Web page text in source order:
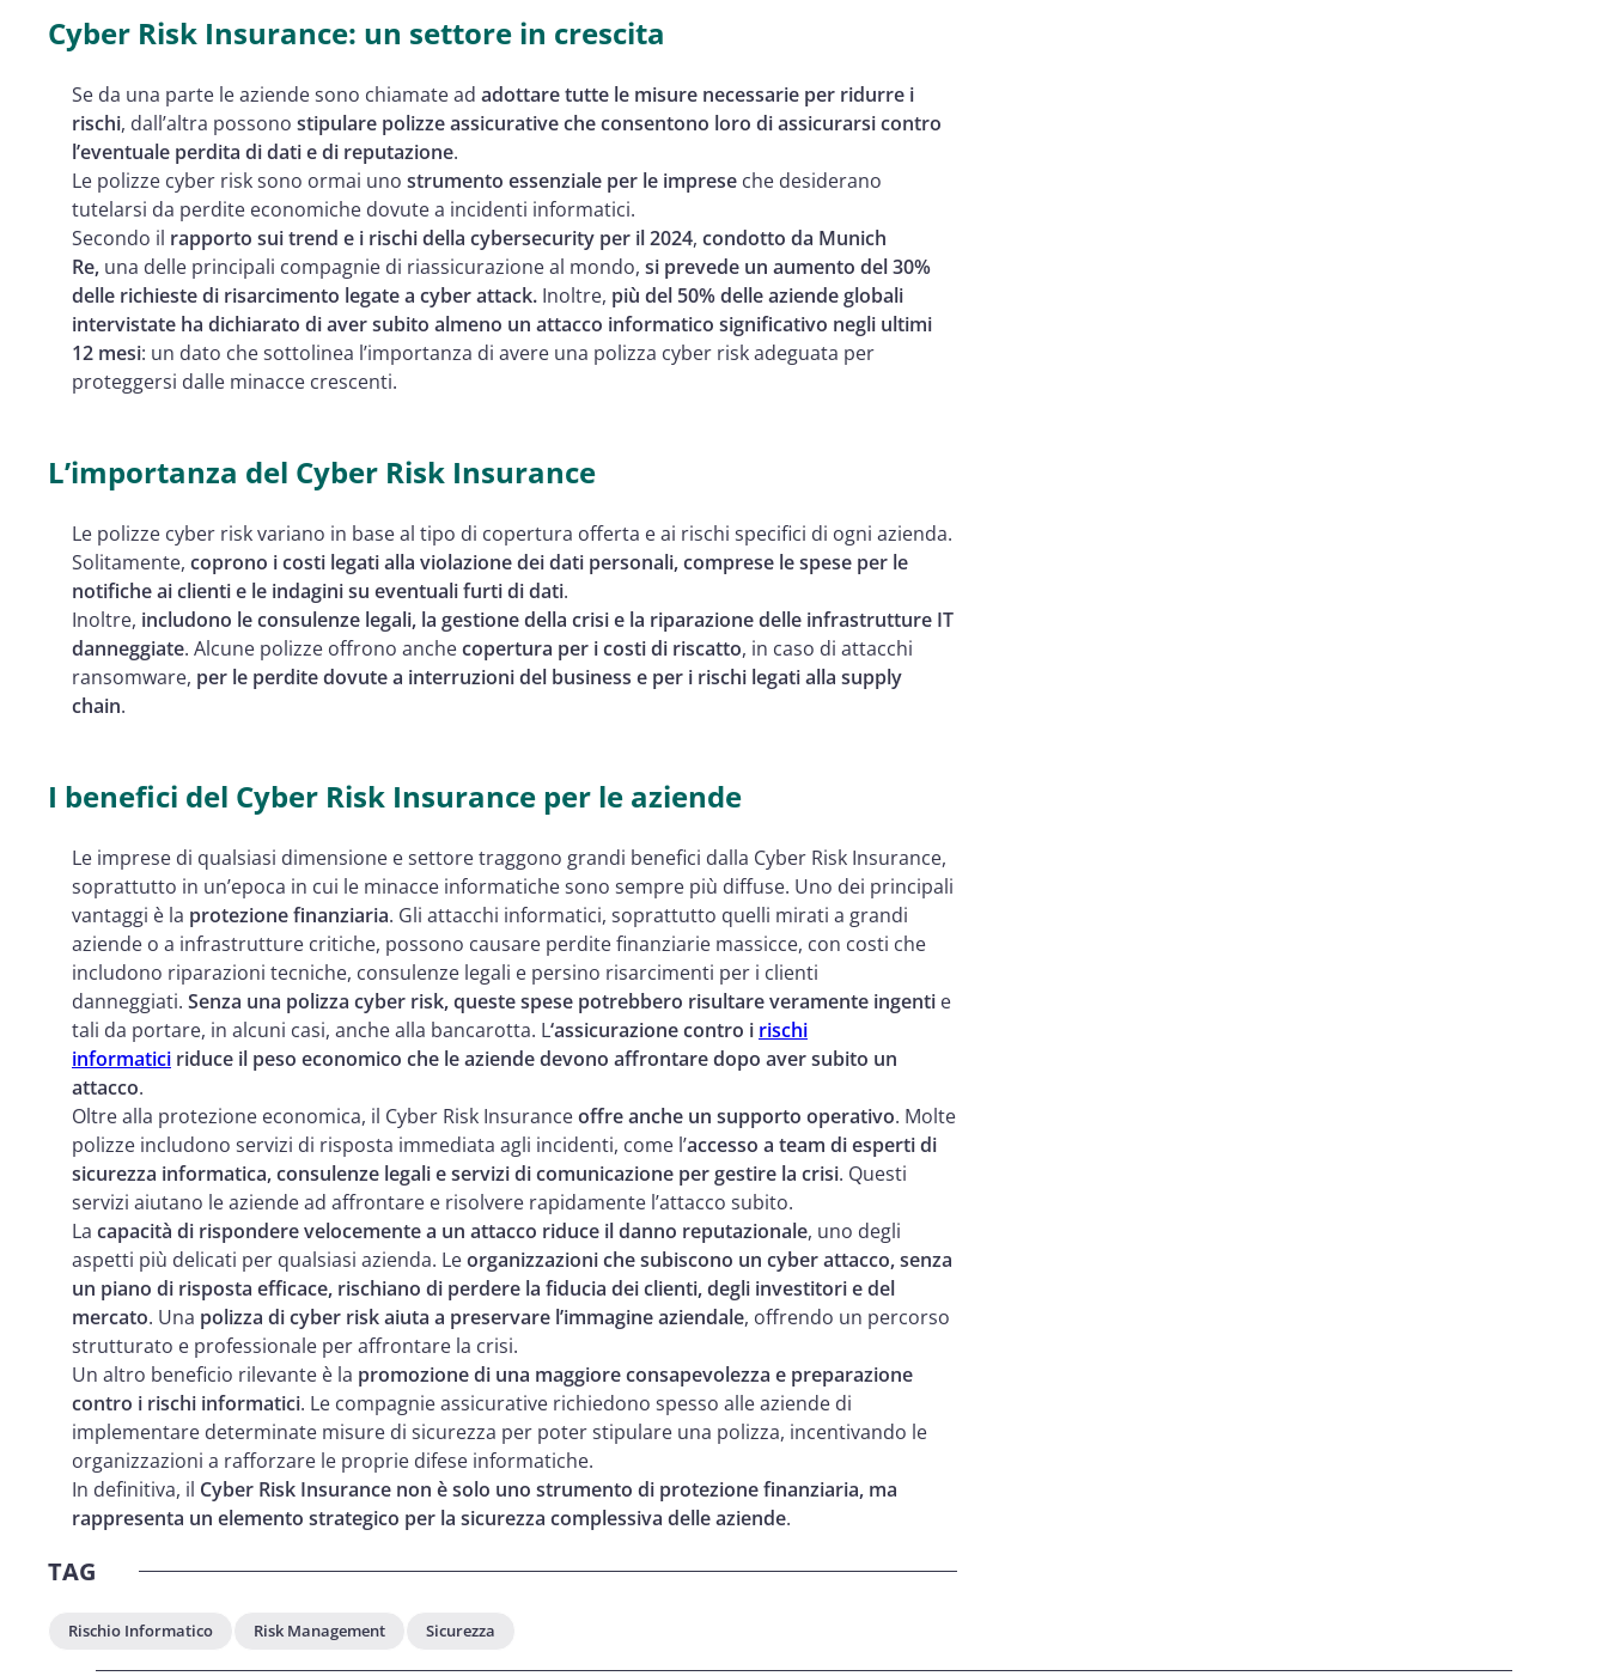
Cyber Risk Insurance: un settore in crescita
Se da una parte le aziende sono chiamate ad adottare tutte le misure necessarie per ridurre i
rischi, dall’altra possono stipulare polizze assicurative che consentono loro di assicurarsi contro
l’eventuale perdita di dati e di reputazione.
Le polizze cyber risk sono ormai uno strumento essenziale per le imprese che desiderano
tutelarsi da perdite economiche dovute a incidenti informatici.
Secondo il rapporto sui trend e i rischi della cybersecurity per il 2024, condotto da Munich
Re, una delle principali compagnie di riassicurazione al mondo, si prevede un aumento del 30%
delle richieste di risarcimento legate a cyber attack. Inoltre, più del 50% delle aziende globali
intervistate ha dichiarato di aver subito almeno un attacco informatico significativo negli ultimi
12 mesi: un dato che sottolinea l’importanza di avere una polizza cyber risk adeguata per
proteggersi dalle minacce crescenti.
L’importanza del Cyber Risk Insurance
Le polizze cyber risk variano in base al tipo di copertura offerta e ai rischi specifici di ogni azienda.
Solitamente, coprono i costi legati alla violazione dei dati personali, comprese le spese per le
notifiche ai clienti e le indagini su eventuali furti di dati.
Inoltre, includono le consulenze legali, la gestione della crisi e la riparazione delle infrastrutture IT
danneggiate. Alcune polizze offrono anchecopertura per i costi di riscatto, in caso di attacchi
ransomware, per le perdite dovute a interruzioni del business e per i rischi legati alla supply
chain.
I benefici del Cyber Risk Insurance per le aziende
Le imprese di qualsiasi dimensione e settore traggono grandi benefici dalla Cyber Risk Insurance,
soprattutto in un’epoca in cui le minacce informatiche sono sempre più diffuse. Uno dei principali
vantaggi è la protezione finanziaria. Gli attacchi informatici, soprattutto quelli mirati a grandi
aziende o a infrastrutture critiche, possono causare perdite finanziarie massicce, con costi che
includono riparazioni tecniche, consulenze legali e persino risarcimenti per i clienti
danneggiati. Senza una polizza cyber risk, queste spese potrebbero risultare veramente ingenti e
tali da portare, in alcuni casi, anche alla bancarotta. L‘assicurazione contro i rischi
informatici riduce il peso economico che le aziende devono affrontare dopo aver subito un
attacco.
Oltre alla protezione economica, il Cyber Risk Insuranceoffre anche un supporto operativo. Molte
polizze includono servizi di risposta immediata agli incidenti, come l’accesso a team di esperti di
sicurezza informatica, consulenze legali e servizi di comunicazione per gestire la crisi. Questi
servizi aiutano le aziende ad affrontare e risolvere rapidamente l’attacco subito.
La capacità di rispondere velocemente a un attacco riduce il danno reputazionale, uno degli
aspetti più delicati per qualsiasi azienda. Leorganizzazioni che subiscono un cyber attacco, senza
un piano di risposta efficace, rischiano di perdere la fiducia dei clienti, degli investitori e del
mercato. Una polizza di cyber risk aiuta a preservare l’immagine aziendale, offrendo un percorso
strutturato e professionale per affrontare la crisi.
Un altro beneficio rilevante è la promozione di una maggiore consapevolezza e preparazione
contro i rischi informatici. Le compagnie assicurative richiedono spesso alle aziende di
implementare determinate misure di sicurezza per poter stipulare una polizza, incentivando le
organizzazioni a rafforzare le proprie difese informatiche.
In definitiva, il Cyber Risk Insurance non è solo uno strumento di protezione finanziaria, ma
rappresenta un elemento strategico per la sicurezza complessiva delle aziende.
TAG
Rischio Informatico Risk Management Sicurezza